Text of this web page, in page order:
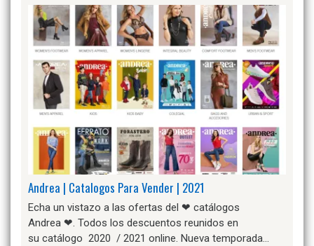
Andrea | Catalogos Para Vender | 2021
Echa un vistazo a las ofertas del ❤ catálogos
Andrea ❤. Todos los descuentos reunidos en
su catálogo 2020 / 2021 online. Nueva temporada…